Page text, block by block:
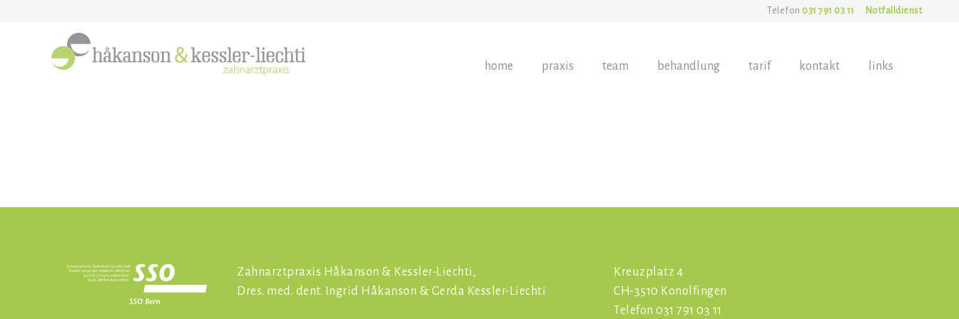
Telefon 031 791 03 11 Notfalldienst
home praxis team behandlung tarif kontakt links
Zahnarztpraxis Håkanson & Kessler-Liechti,
Dres. med. dent. Ingrid Håkanson & Gerda Kessler-Liechti
Kreuzplatz 4
CH-3510 Konolfingen
Telefon 031 791 03 11